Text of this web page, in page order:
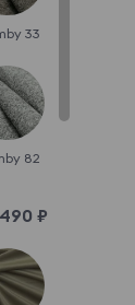
33
82
₽